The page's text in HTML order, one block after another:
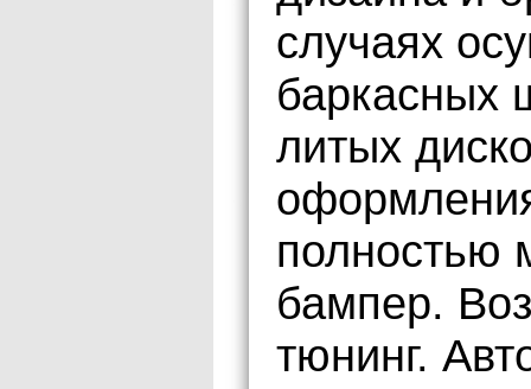
случаях
баркасных
литых
полностью
бампер.
тюнинг.